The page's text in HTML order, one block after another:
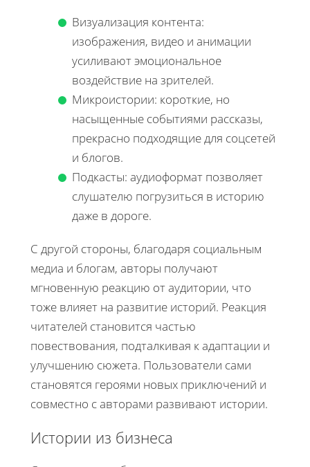
Визуализация контента:
изображения, видео и анимации
усиливают эмоциональное
воздействие на зрителей.
Микроистории: короткие, но
насыщенные событиями рассказы,
прекрасно подходящие для соцсетей
и блогов.
Подкасты: аудиоформат позволяет
слушателю погрузиться в историю
даже в дороге.
С другой стороны, благодаря социальным
медиа и блогам, авторы получают
мгновенную реакцию от аудитории, что
тоже влияет на развитие историй. Реакция
читателей становится частью
повествования, подталкивая к адаптации и
улучшению сюжета. Пользователи сами
становятся героями новых приключений и
совместно с авторами развивают истории.
Истории из бизнеса